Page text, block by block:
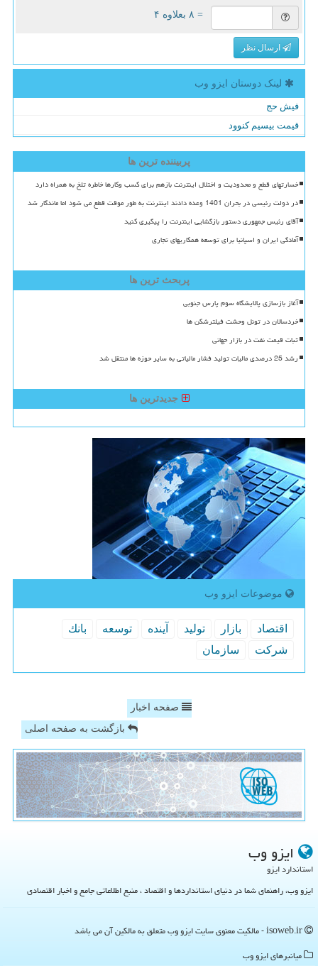
= ۸ بعلاوه ۴
ارسال نظر
لینک دوستان ایزو وب
فیش حج
قیمت بیسیم کنوود
پربیننده ترین ها
خسارتهای قطع و محدودیت و اختلال اینترنت بازهم برای کسب وکارها خاطره تلخ به همراه دارد
در دولت رئیسی در بحران 1401 وعده دادند اینترنت به طور موقت قطع می شود اما ماندگار شد
آقای رئیس جمهوری دستور بازگشایی اینترنت را پیگیری کنید
آمادگی ایران و اسپانیا برای توسعه همکاریهای تجاری
پربحث ترین ها
آغاز بازسازی پالایشگاه سوم پارس جنوبی
خردسالان در تونل وحشت فیلترشکن ها
ثبات قیمت نفت در بازار جهانی
رشد 25 درصدی مالیات تولید فشار مالیاتی به سایر حوزه ها منتقل شد
جدیدترین ها
موضوعات ایزو وب
اقتصاد بازار تولید آینده توسعه
بانك
شركت
سازمان
صفحه اخبار
بازگشت به صفحه اصلی
ایزو وب
استاندارد ایزو
ایزو وب، راهنمای شما در دنیای استانداردها و اقتصاد ، منبع اطلاعاتی جامع و اخبار اقتصادی
میانبرهای ایزو وب